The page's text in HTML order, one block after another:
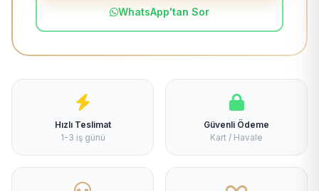
WhatsApp'tan Sor
Hızlı Teslimat
1-3 iş günü
Güvenli Ödeme
Kart / Havale